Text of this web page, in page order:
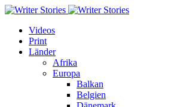
Videos
Print
Länder
Afrika
Europa
Balkan
Belgien